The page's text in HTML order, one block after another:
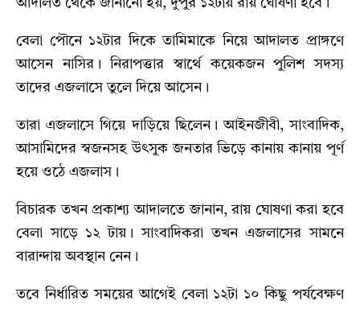
আদালত থেকে জানানো হয়, দুপুর ১২টায় রায় ঘোষণা হবে।
বেলা পৌনে ১২টার দিকে তামিমাকে নিয়ে আদালত প্রাঙ্গণে
আসেন নাসির। নিরাপত্তার স্বার্থে কয়েকজন পুলিশ সদস্য
তাদের এজলাসে তুলে দিয়ে আসেন।
তারা এজলাসে গিয়ে দাড়িয়ে ছিলেন। আইনজীবী, সাংবাদিক,
আসামিদের স্বজনসহ উৎসুক জনতার ভিড়ে কানায় কানায় পূর্ণ
হয়ে ওঠে এজলাস।
বিচারক তখন প্রকাশ্য আদালতে জানান, রায় ঘোষণা করা হবে
বেলা সাড়ে ১২ টায়। সাংবাদিকরা তখন এজলাসের সামনে
বারান্দায় অবস্থান নেন।
তবে নির্ধারিত সময়ের আগেই বেলা ১২টা ১০ কিছু পর্যবেক্ষণ